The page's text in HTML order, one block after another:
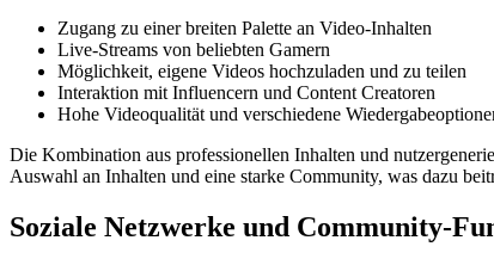
Zugang zu einer breiten Palette an Video-Inhalten
Live-Streams von beliebten Gamern
Möglichkeit, eigene Videos hochzuladen und zu teilen
Interaktion mit Influencern und Content Creatoren
Hohe Videoqualität und verschiedene
Die Kombination aus professionellen Inhalten und
Auswahl an Inhalten und eine starke Community, was dazu
Soziale Netzwerke und Community-